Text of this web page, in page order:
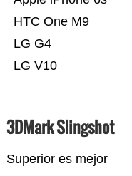
LG V10
LG G4
HTC One M9
3DMark Slingshot
Superior es mejor